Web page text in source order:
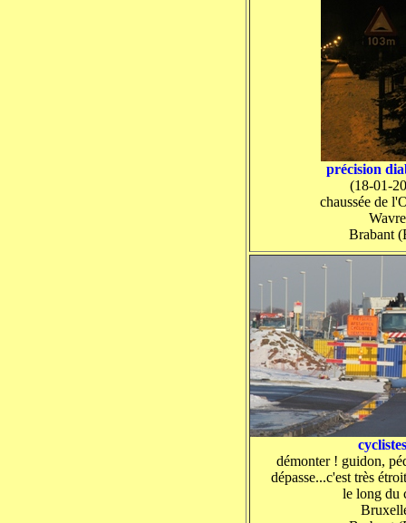
précision
(18-01-
chaussée de
Wavre
Brabant
démonter ! guidon,
dépasse...c'est très
le long du